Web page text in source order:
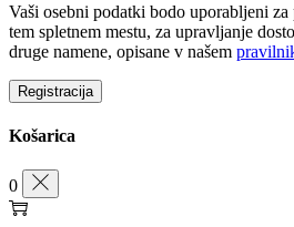
Vaši osebni podatki bodo uporabljeni
tem spletnem mestu, za upravljanje
druge namene, opisane v našem
Registracija
Košarica
0